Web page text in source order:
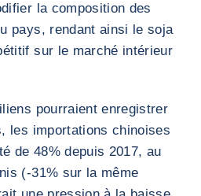
la composition des
pays, rendant ainsi le soja
sur le marché intérieur
pourraient enregistrer
les importations chinoises
de 48% depuis 2017, au
(-31% sur la même